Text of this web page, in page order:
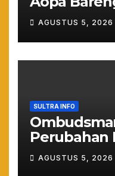
Siap Kerja
Muda
AGUSTUS 5, 2026
SULTRA INFO
Perubahan
Lewat
AGUSTUS 5, 2026